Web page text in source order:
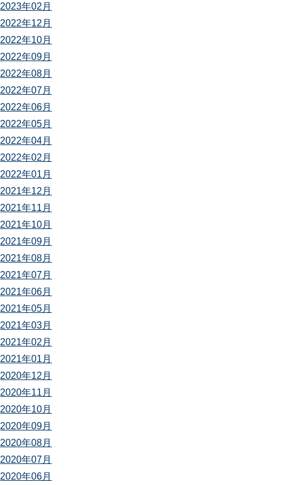
2023年02月
2022年12月
2022年10月
2022年09月
2022年08月
2022年07月
2022年06月
2022年05月
2022年04月
2022年02月
2022年01月
2021年12月
2021年11月
2021年10月
2021年09月
2021年08月
2021年07月
2021年06月
2021年05月
2021年03月
2021年02月
2021年01月
2020年12月
2020年11月
2020年10月
2020年09月
2020年08月
2020年07月
2020年06月